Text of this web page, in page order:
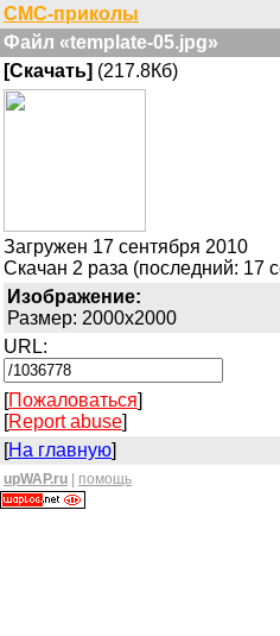
СМС-приколы
Файл «template-05.jpg»
[Скачать] (217.8Кб)
Загружен 17 сентября 2010
Скачан 2 раза (последний: 17
Изображение:
Размер: 2000x2000
URL:
[Пожаловаться]
[Report abuse]
[На главную]
upWAP.ru помощь